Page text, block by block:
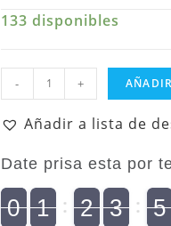
133 disponibles
The
Company
Pokemon
cantidad
- +
Añadir a lista de
Date prisa esta por
9
9
0
0 2
1
1 0
2
2 0
3
3 0
5
5